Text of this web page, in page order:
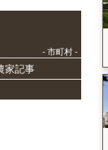
- 市町村 -
家記事